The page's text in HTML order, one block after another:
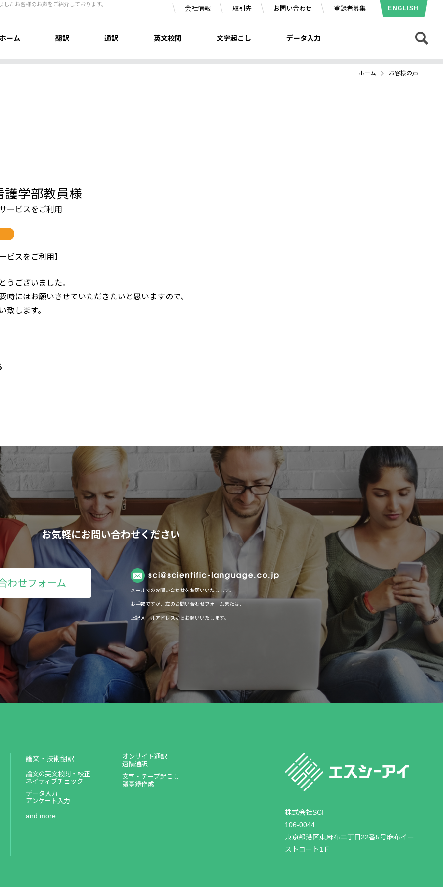
たお客様のお声をご紹介しております。
会社情報 取引先 お問い合わせ 登録者募集 ENGLISH
ホーム 翻訳 通訳 英文校閲 文字起こし データ入力
ホーム お客様の声
学部教員様
ービスをご利用
ビスをご利用】
うございました。
時にはお願いさせていただきたいと思いますので、
致します。
お気軽にお問い合わせください
わせフォーム
メールでのお問い合わせをお願いいたします。
お手数ですが、左のお問い合わせフォームまたは、
上記メールアドレスからお願いいたします。
論文・技術翻訳
論文の英文校閲・校正
ネイティブチェック
データ入力
アンケート入力
and more
オンサイト通訳
遠隔通訳
文字・テープ起こし
議事録作成
株式会社SCI
106-0044
東京都港区東麻布二丁目22番5号麻布イー
ストコート1Ｆ